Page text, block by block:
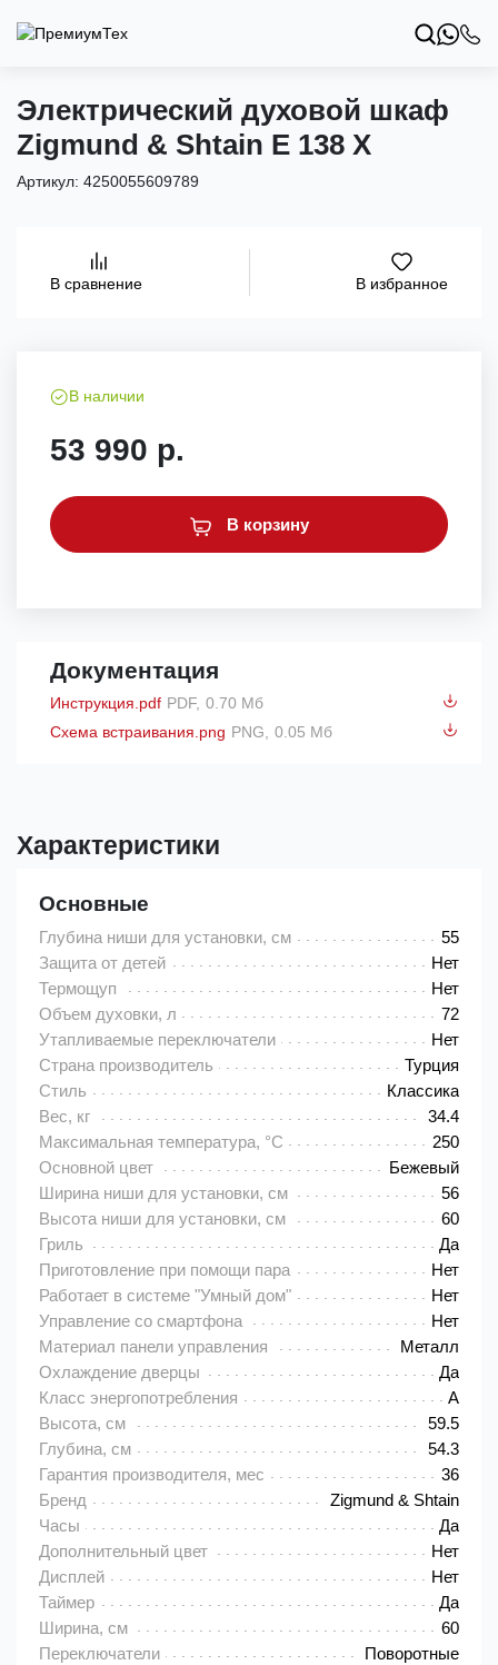
Электрический духовой шкаф
Zigmund & Shtain E 138 X
Артикул: 4250055609789
В сравнение В избранное
В наличии
53 990 р.
В корзину
Документация
Инструкция.pdf PDF, 0.70 Мб
Схема встраивания.png PNG, 0.05 Мб
Характеристики
Основные
Глубина ниши для установки, см
55
Защита от детей
Нет
Термощуп
Нет
Объем духовки, л
72
Утапливаемые переключатели
Нет
Страна производитель
Турция
Стиль
Классика
Вес, кг
34.4
Максимальная температура, °C
250
Основной цвет
Бежевый
Ширина ниши для установки, см
56
Высота ниши для установки, см
60
Гриль
Да
Приготовление при помощи пара
Нет
Работает в системе "Умный дом"
Нет
Управление со смартфона
Нет
Материал панели управления
Металл
Охлаждение дверцы
Да
Класс энергопотребления
A
Высота, см
59.5
Глубина, см
54.3
Гарантия производителя, мес
36
Бренд
Zigmund & Shtain
Часы
Да
Дополнительный цвет
Нет
Дисплей
Нет
Таймер
Да
Ширина, см
60
Переключатели
Поворотные